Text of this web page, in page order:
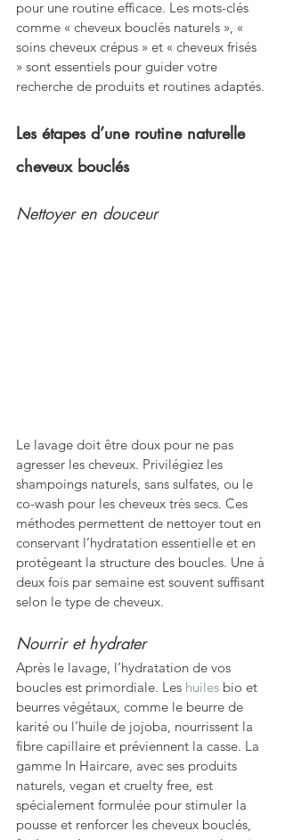
pour une routine efficace. Les mots-clés
comme « cheveux bouclés naturels », «
soins cheveux crépus » et « cheveux frisés
» sont essentiels pour guider votre
recherche de produits et routines adaptés.
Les étapes d’une routine naturelle
cheveux bouclés
Nettoyer en douceur
Le lavage doit être doux pour ne pas
agresser les cheveux. Privilégiez les
shampoings naturels, sans sulfates, ou le
co-wash pour les cheveux très secs. Ces
méthodes permettent de nettoyer tout en
conservant l’hydratation essentielle et en
protégeant la structure des boucles. Une à
deux fois par semaine est souvent suffisant
selon le type de cheveux.
Nourrir et hydrater
Après le lavage, l’hydratation de vos
boucles est primordiale. Les huiles bio et
beurres végétaux, comme le beurre de
karité ou l’huile de jojoba, nourrissent la
fibre capillaire et préviennent la casse. La
gamme In Haircare, avec ses produits
naturels, vegan et cruelty free, est
spécialement formulée pour stimuler la
pousse et renforcer les cheveux bouclés,